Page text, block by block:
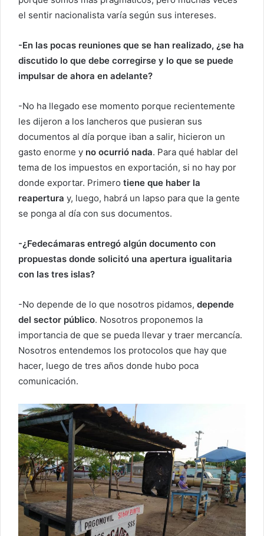
el sentir nacionalista varía según sus intereses.
-En las pocas reuniones que se han realizado, ¿se ha
discutido lo que debe corregirse y lo que se puede
impulsar de ahora en adelante?
-No ha llegado ese momento porque recientemente
les dijeron a los lancheros que pusieran sus
documentos al día porque iban a salir, hicieron un
gasto enorme y no ocurrió nada. Para qué hablar del
tema de los impuestos en exportación, si no hay por
donde exportar. Primero tiene que haber la
reapertura y, luego, habrá un lapso para que la gente
se ponga al día con sus documentos.
-¿Fedecámaras entregó algún documento con
propuestas donde solicitó una apertura igualitaria
con las tres islas?
-No depende de lo que nosotros pidamos, depende
del sector público. Nosotros proponemos la
importancia de que se pueda llevar y traer mercancía.
Nosotros entendemos los protocolos que hay que
hacer, luego de tres años donde hubo poca
comunicación.